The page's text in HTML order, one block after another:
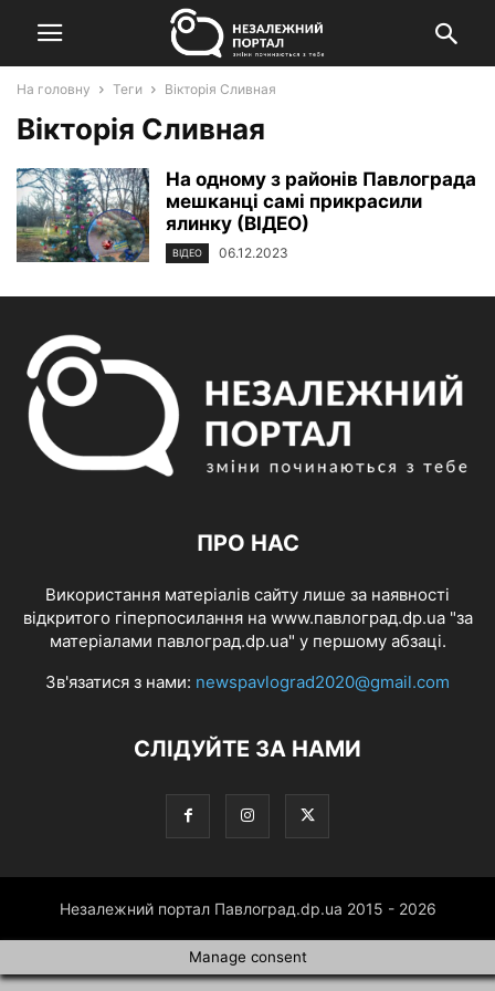
На головну Теги Вікторія Сливная
Вікторія Сливная
На одному з районів Павлограда
мешканці самі прикрасили
ялинку (ВІДЕО)
ВІДЕО 06.12.2023
ПРО НАС
Використання матеріалів сайту лише за наявності
відкритого гіперпосилання на www.павлоград.dp.ua "за
матеріалами павлоград.dp.ua" у першому абзаці.
Зв'язатися з нами: newspavlograd2020@gmail.com
СЛІДУЙТЕ ЗА НАМИ
Незалежний портал Павлоград.dp.ua 2015 - 2026
Manage consent